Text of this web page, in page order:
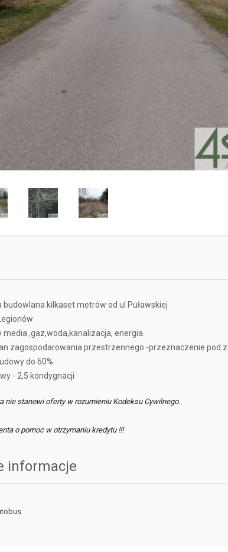
budowlana kilkaset metrów od ul Puławskiej
media ,gaz,woda,kanalizacja, energia.
zagospodarowania przestrzennego -przeznaczenie pod
do 60%
- 2,5 kondygnacji
nie stanowi oferty w rozumieniu Kodeksu Cywilnego.
o pomoc w otrzymaniu kredytu !!!
informacje